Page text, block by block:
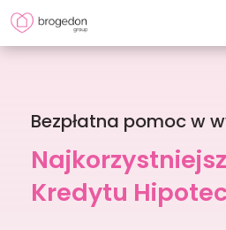
Bezpłatna pomoc w
Kredytu